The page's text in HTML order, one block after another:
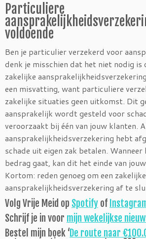
Particuliere
voldoende
Ben je particulier verzekerd voor
denk je misschien dat het niet nodig is
zakelijke
een misvatting, want particuliere
zakelijke situaties geen uitkomst. Dit
aansprakelijk wordt gesteld voor
veroorzaakt bij één van jouw klanten.
aansprakelijkheidsverzekering hebt
schade uit eigen zak betalen.
bedrag gaat, kan dit het einde van
Kortom: reden genoeg om een zakelijke
aansprakelijkheidsverzekering af te
Volg Vrije Meid op Spotify of
Schrijf je in voor mijn wekelijkse
Bestel mijn boek ‘De route naar